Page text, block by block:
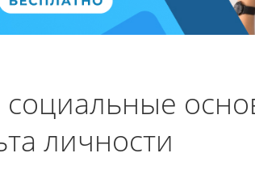
социальные
личности